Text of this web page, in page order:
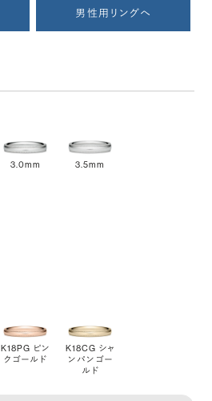
男性用リングへ
3.0mm 3.5mm
K18PG ピン
クゴールド
K18CG シャ
ンパンゴー
ルド